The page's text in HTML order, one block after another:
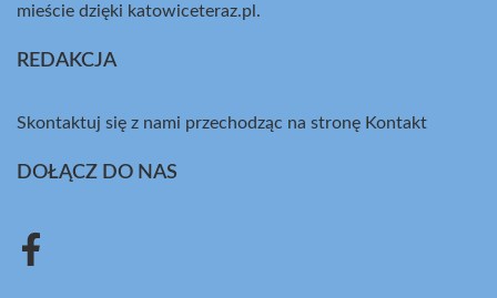
mieście dzięki katowiceteraz.pl.
REDAKCJA
Skontaktuj się z nami przechodząc na stronę Kontakt
DOŁĄCZ DO NAS